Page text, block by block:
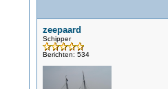
zeepaard
Schipper
Berichten: 534